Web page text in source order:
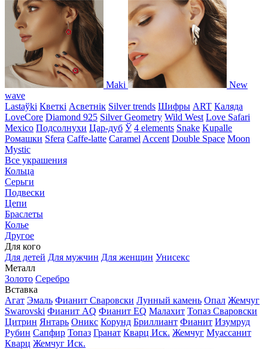
Maki
New
wave
Lastaўki Кветкі Асветнiк Silver trends Шифры ART Каляда
LoveCore Diamond 925 Silver Geometry Wild West Love Safari
Mexico Подсолнухи Цар-дуб Ў 4 elements Snake Kupalle
Ромашки Sfera Caffe-latte Caramel Accent Double Space Moon
Mystic
Все украшения
Кольца
Серьги
Подвески
Цепи
Браслеты
Колье
Другое
Для кого
Для детей Для мужчин Для женщин Унисекс
Металл
Золото Серебро
Вставка
Агат Эмаль Фианит Сваровски Лунный камень Опал Жемчуг
Swarovski Фианит AQ Фианит EQ Малахит Топаз Сваровски
Цитрин Янтарь Оникс Корунд Бриллиант Фианит Изумруд
Рубин Сапфир Топаз Гранат Кварц Иск. Жемчуг Муассанит
Кварц Жемчуг Иск.